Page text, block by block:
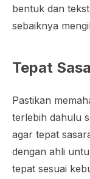
bentuk dan
sebaiknya
Tepat
Pastikan
terlebih dahulu
agar tepat
dengan ahli
tepat sesuai